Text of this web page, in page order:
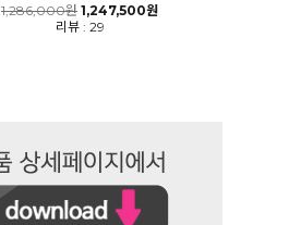
1,286,000원 1,247,500원
리뷰 : 29